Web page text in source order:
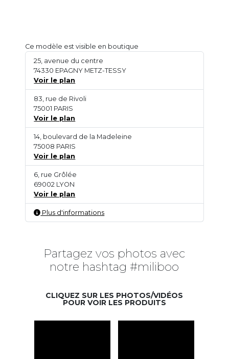
Ce modèle est visible en boutique
25, avenue du centre
74330 EPAGNY METZ-TESSY
Voir le plan
83, rue de Rivoli
75001 PARIS
Voir le plan
14, boulevard de la Madeleine
75008 PARIS
Voir le plan
6, rue Grôlée
69002 LYON
Voir le plan
Plus d'informations
Partagez vos photos avec
notre hashtag #miliboo
CLIQUEZ SUR LES PHOTOS/VIDÉOS
POUR VOIR LES PRODUITS